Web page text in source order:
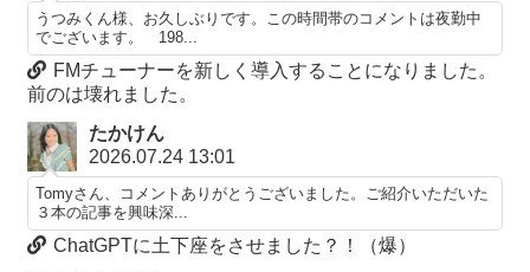
うつみくん様、お久しぶりです。この時間帯のコメントは夜勤中
でございます。 198...
FMチューナーを新しく導入することになりました。
前のは壊れました。
たかけん
2026.07.24 13:01
Tomyさん、コメントありがとうございました。ご紹介いただいた
３本の記事を興味深...
ChatGPTに土下座をさせました？！（爆）